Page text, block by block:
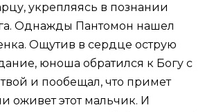
укрепляясь в познании
Однажды Пантомон нашел
Ощутив в сердце острую
юноша обратился к Богу с
и пообещал, что примет
оживет этот мальчик. И